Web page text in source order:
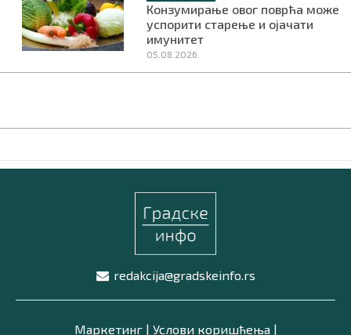
Конзумирање овог поврћа може
успорити старење и ојачати
имунитет
05.08.2026.
redakcija@gradskeinfo.rs
Маркетинг| Услови коришћења|